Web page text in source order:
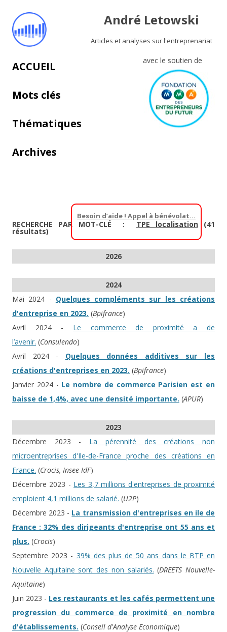
André Letowski
Articles et analyses sur l'entreprenariat
avec le soutien de
Aller au contenu principal
ACCUEIL
Mots clés
Thématiques
Archives
RECHERCHE PAR MOT-CLÉ : TPE localisation(41
résultats)
2026
2024
Mai 2024 - Quelques compléments sur les créations
d'entreprise en 2023. (Bpifrance)
Avril 2024 - Le commerce de proximité a de
l’avenir. (Consulendo)
Avril 2024 - Quelques données additives sur les
créations d'entreprises en 2023. (Bpifrance)
Janvier 2024 - Le nombre de commerce Parisien est en
baisse de 1,4%, avec une densité importante. (APUR)
2023
Décembre 2023 - La pérennité des créations non
microentreprises d'Ile-de-France proche des créations en
France. (Crocis, Insee IdF)
Décembre 2023 - Les 3,7 millions d'entreprises de proximité
emploient 4,1 millions de salarié. (U2P)
Décembre 2023 - La transmission d'entreprises en ile de
France : 32% des dirigeants d'entreprise ont 55 ans et
plus. (Crocis)
Septembre 2023 - 39% des plus de 50 ans dans le BTP en
Nouvelle Aquitaine sont des non salariés. (DREETS Nouvelle-
Aquitaine)
Juin 2023 - Les restaurants et les cafés permettent une
progression du commerce de proximité en nombre
d'établissements. (Conseil d'Analyse Economique)
Besoin d’aide ! Appel à bénévolat…